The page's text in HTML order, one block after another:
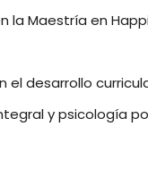
la Maestría en
el desarrollo
y psicología